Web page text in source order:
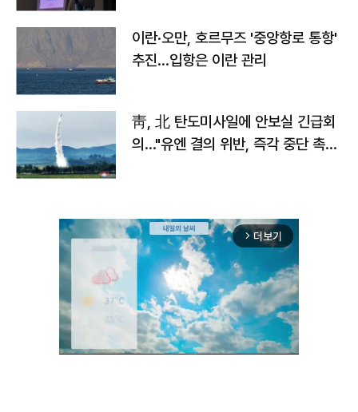
이란·오만, 호르무즈 '중앙항로 통항'
추진…입항은 이란 관리
靑, 北 탄도미사일에 안보실 긴급회
의…"유엔 결의 위반, 즉각 중단 촉
arrow_forward_ios 더보기